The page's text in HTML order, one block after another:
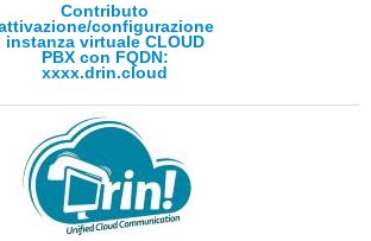
Contributo
configurazione
instanza virtuale CLOUD
PBX con FQDN:
xxxx.drin.cloud